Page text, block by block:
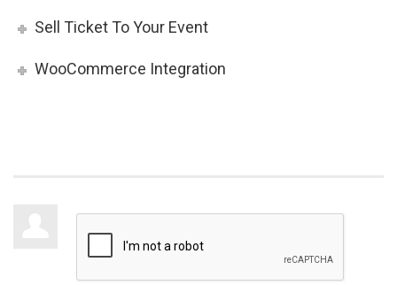
Sell Ticket To Your Event
WooCommerce Integration